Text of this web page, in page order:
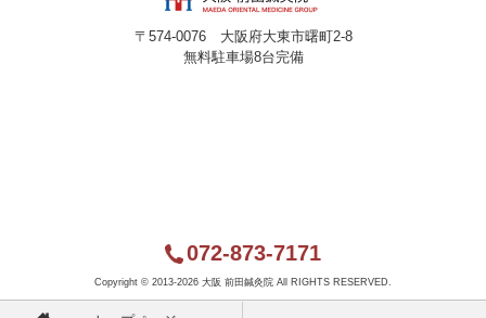
〒574-0076 大阪府大東市曙町2-8
無料駐車場8台完備
072-873-7171
Copyright © 2013-2026 大阪 前田鍼灸院 All RIGHTS RESERVED.